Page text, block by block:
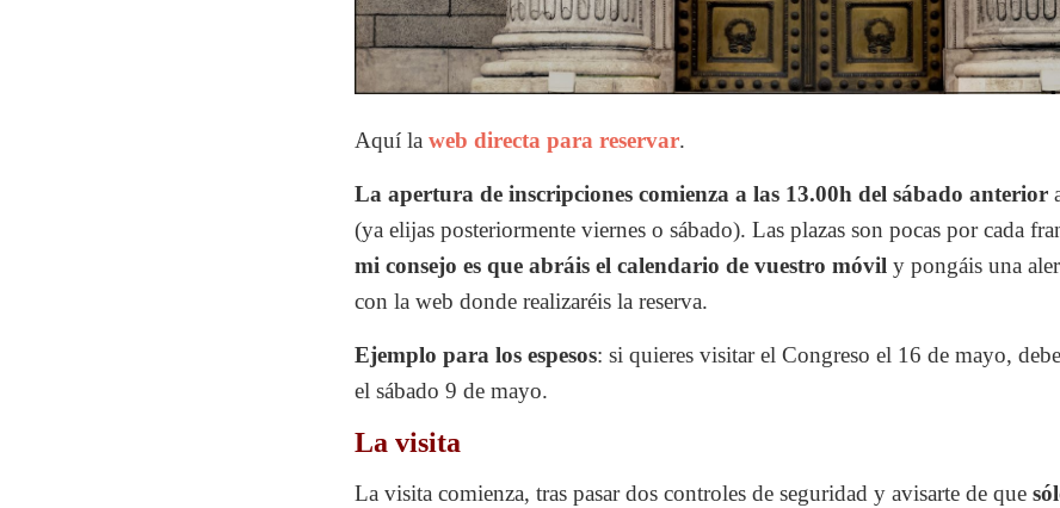
Aquí la web directa para reservar.
La apertura de inscripciones comienza a las 13.00h del sábado anterior
(ya elijas posteriormente viernes o sábado). Las plazas son pocas por cada
mi consejo es que abráis el calendario de vuestro móvil y pongáis una
con la web donde realizaréis la reserva.
Ejemplo para los espesos: si quieres visitar el Congreso el 16 de mayo,
el sábado 9 de mayo.
La visita
La visita comienza, tras pasar dos controles de seguridad y avisarte de que